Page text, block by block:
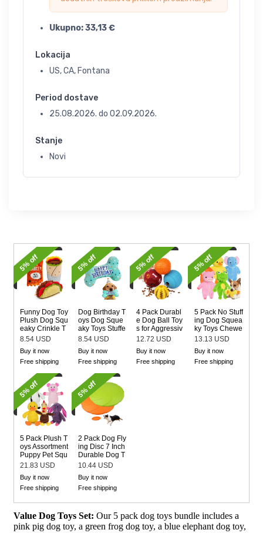
Ukupno:33,13€
Lokacija
US, CA, Fontana
Period dostave
25.08.2026. do 02.09.2026.
Stanje
Novi